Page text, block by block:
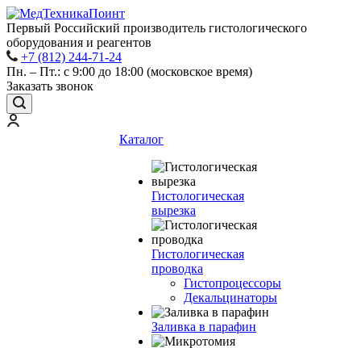
Первый Российский производитель гистологического
оборудования и реагентов
+7 (812) 244-71-24
Пн. – Пт.: с 9:00 до 18:00 (московское время)
Заказать звонок
Каталог
Гистологическая
вырезка
Гистологическая
проводка
Гистопроцессоры
Декальцинаторы
Заливка в парафин